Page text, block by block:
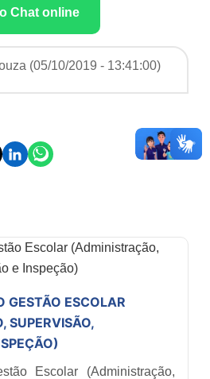
Chat online
(05/10/2019 - 13:41:00)
GESTÃO ESCOLAR
SUPERVISÃO,
Escolar (Administração,